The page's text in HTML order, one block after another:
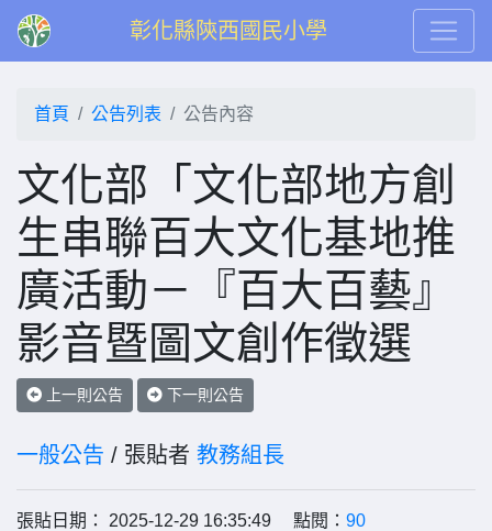
彰化縣陝西國民小學
首頁 公告列表 公告內容
文化部「文化部地方創
生串聯百大文化基地推
廣活動－『百大百藝』
影音暨圖文創作徵選
上一則公告 下一則公告
一般公告 / 張貼者 教務組長
張貼日期： 2025-12-29 16:35:49 點閱： 90